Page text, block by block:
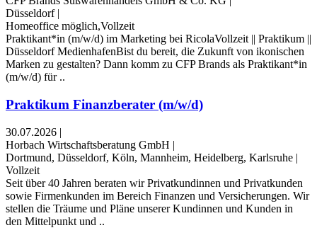
Düsseldorf |
Homeoffice möglich,Vollzeit
Praktikant*in (m/w/d) im Marketing bei RicolaVollzeit || Praktikum ||
Düsseldorf MedienhafenBist du bereit, die Zukunft von ikonischen
Marken zu gestalten? Dann komm zu CFP Brands als Praktikant*in
(m/w/d) für ..
Praktikum Finanzberater (m/w/d)
30.07.2026 |
Horbach Wirtschaftsberatung GmbH |
Dortmund, Düsseldorf, Köln, Mannheim, Heidelberg, Karlsruhe |
Vollzeit
Seit über 40 Jahren beraten wir Privatkundinnen und Privatkunden
sowie Firmenkunden im Bereich Finanzen und Versicherungen. Wir
stellen die Träume und Pläne unserer Kundinnen und Kunden in
den Mittelpunkt und ..